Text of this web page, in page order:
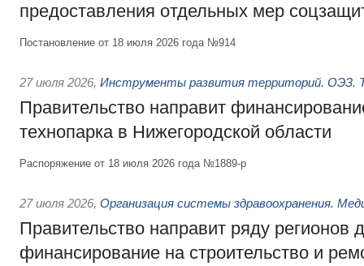
предоставления отдельных мер
Постановление от 18 июля 2026 года №914
27 июля 2026, Инструменты развития территорий. ОЭЗ.
Правительство направит
технопарка в Нижегородской области
Распоряжение от 18 июля 2026 года №1889-р
27 июля 2026, Организация системы здравоохранения.
Правительство направит ряду регионов
финансирование на строительство и